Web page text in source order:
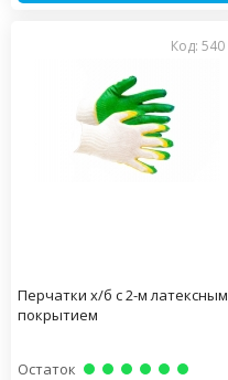
Код: 540
Перчатки х/б с 2-м латексным
покрытием
Остаток